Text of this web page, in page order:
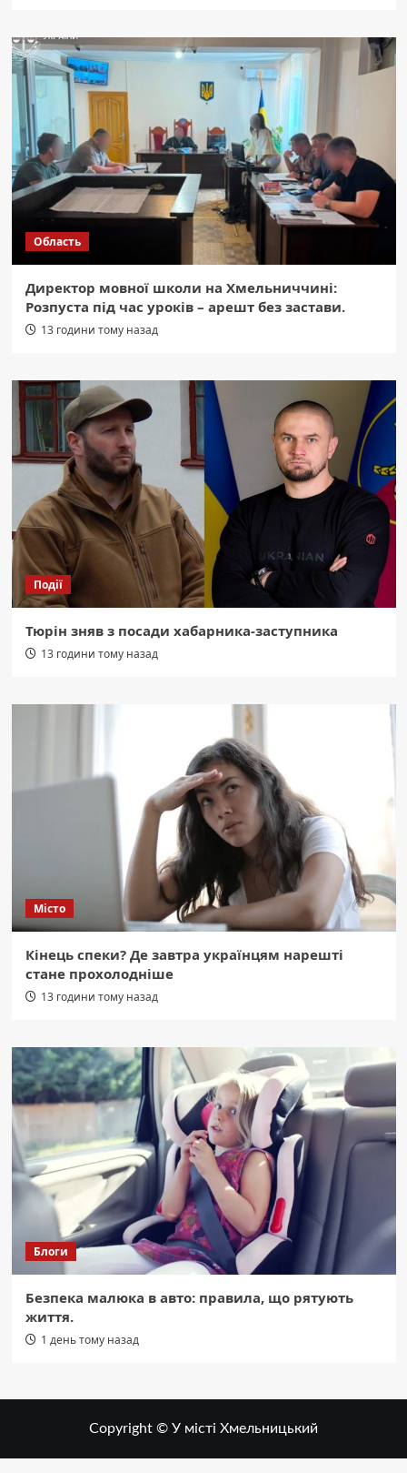
Область
Директор мовної школи на Хмельниччині:
Розпуста під час уроків – арешт без застави.
13 години тому назад
Події
Тюрін зняв з посади хабарника-заступника
13 години тому назад
Місто
Кінець спеки? Де завтра українцям нарешті
стане прохолодніше
13 години тому назад
Блоги
Безпека малюка в авто: правила, що рятують
життя.
1 день тому назад
Copyright © У місті Хмельницький